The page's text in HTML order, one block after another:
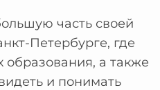
часть своей
Петербурге, где
а также
и понимать